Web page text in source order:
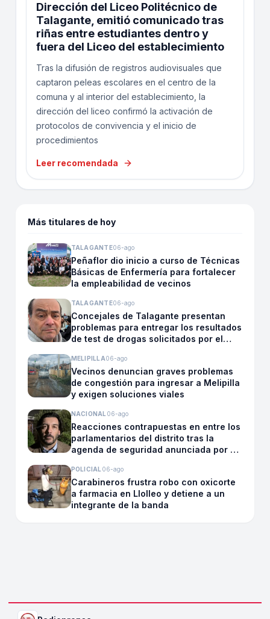
Dirección del Liceo Politécnico de
Talagante, emitió comunicado tras
riñas entre estudiantes dentro y
fuera del Liceo del establecimiento
Tras la difusión de registros audiovisuales que
captaron peleas escolares en el centro de la
comuna y al interior del establecimiento, la
dirección del liceo confirmó la activación de
protocolos de convivencia y el inicio de
procedimientos
Leer recomendada
Más titulares de hoy
TALAGANTE06-ago
Peñaflor dio inicio a curso de Técnicas
Básicas de Enfermería para fortalecer
la empleabilidad de vecinos
TALAGANTE06-ago
Concejales de Talagante presentan
problemas para entregar los resultados
de test de drogas solicitados por el
MELIPILLA06-ago
Vecinos denuncian graves problemas
de congestión para ingresar a Melipilla
y exigen soluciones viales
NACIONAL 06-ago
Reacciones contrapuestas en entre los
parlamentarios del distrito tras la
agenda de seguridad anunciada por el
POLICIAL 06-ago
Carabineros frustra robo con oxicorte
a farmacia en Llolleo y detiene a un
integrante de la banda